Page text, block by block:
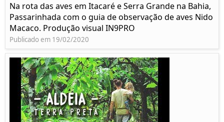
Na rota das aves em Itacaré e Serra Grande na Bahia,
Passarinhada com o guia de observação de aves Nido
Macaco. Produção visual IN9PRO
Publicado em 19/02/2020